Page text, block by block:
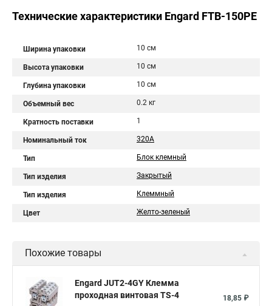
Технические характеристики Engard FTB-150PE
Ширина упаковки 10 см
Высота упаковки 10 см
Глубина упаковки 10 см
Объемный вес 0.2 кг
Кратность поставки 1
Номинальный ток 320А
Тип Блок клемный
Тип изделия Закрытый
Тип изделия Клеммный
Цвет Желто-зеленый
Похожие товары
Engard JUT2-4GY Клемма
проходная винтовая TS-4
18,85 ₽